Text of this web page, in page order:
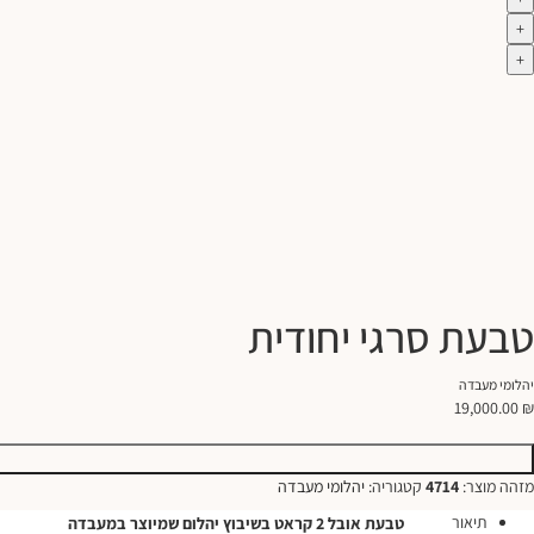
+
+
טבעת סרגי יחודית
יהלומי מעבדה
19,000.00 ₪
מזהה מוצר: 4714 קטגוריה: יהלומי מעבדה
תיאור
טבעת אובל 2 קראט בשיבוץ יהלום שמיוצר במעבדה